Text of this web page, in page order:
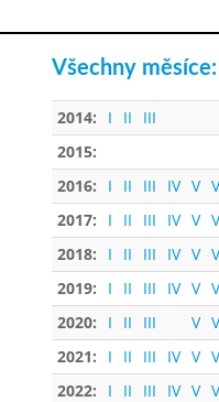
Všechny měsíce:
2014: I II
III
2015:
2016:
I II III IV V
2017:
I II III IV V
2018:
I II III IV V
2019:
I II III IV V
2020:
I II III V
2021:
I II III IV V
2022:
I II III IV V